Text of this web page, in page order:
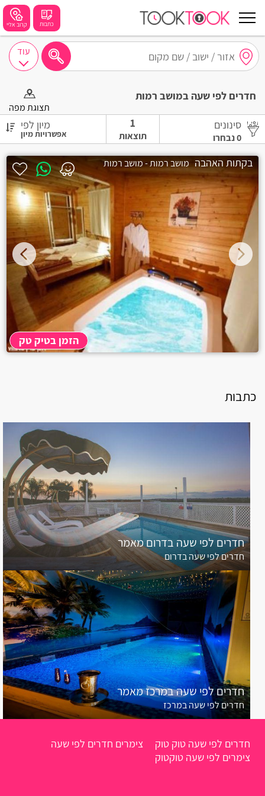
קרוב אליי כתבות
נתניה
תל אביב
בת ים
שזור
בורגתה
קרית אתא
קרית מוצקין
בית עריף
חולון
בית דגן
אשרת
אלקוש
אכזיב
אביטל
אמירים
אליקים
אחיהוד
אחיטוב
אבטליון
אביאל
עוד
חדרים לפי שעה במושב רמות
תצוגת מפה
סינונים
0נבחרו
1
תוצאות
מיון לפי
בקתות האהבה מושב רמות - מושב רמות
הזמן בטיק טק
כתבות
חדרים לפי שעה בדרום מאמר
חדרים לפי שעה בדרום
חדרים לפי שעה במרכז מאמר
חדרים לפי שעה במרכז
חדרים לפי שעה טוק טוק
צימרים חדרים לפי שעה
צימרים לפי שעה טוקטוק